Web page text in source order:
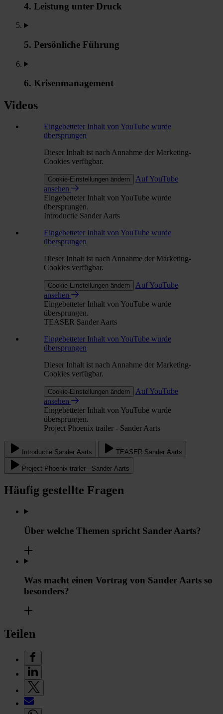
4. Leistung unter Druck
5. Persönliche Führung
6. Krisenmanagement
Videos
Eingebetteter Inhalt von YouTube wurde
übersprungen
Dieser Inhalt ist nach Annahme der Marketing-
Cookies verfügbar.
Cookie-Einstellungen ändern
Auf YouTube
ansehen
Eingebetteter Inhalt von YouTube wurde
übersprungen.
Introductie Sander Aarts
Eingebetteter Inhalt von YouTube wurde
übersprungen
Dieser Inhalt ist nach Annahme der Marketing-
Cookies verfügbar.
Cookie-Einstellungen ändern
Auf YouTube
ansehen
Eingebetteter Inhalt von YouTube wurde
übersprungen.
TEASER Sander Aarts
Eingebetteter Inhalt von YouTube wurde
übersprungen
Dieser Inhalt ist nach Annahme der Marketing-
Cookies verfügbar.
Cookie-Einstellungen ändern
Auf YouTube
ansehen
Eingebetteter Inhalt von YouTube wurde
übersprungen.
Project Phoenix trailer - Sander Aarts
Introductie Sander Aarts TEASER Sander Aarts
Project Phoenix trailer - Sander Aarts
Häufig gestellte Fragen
Über welche Themen spricht Sander Aarts?
Was macht einen Vortrag von Sander Aarts so
besonders?
Teilen